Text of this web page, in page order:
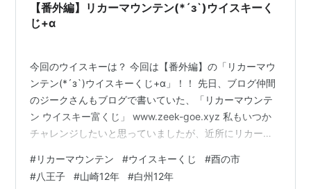
【番外編】リカーマウンテン(*´з`)ウイスキーく
じ+α
今回のウイスキーは？ 今回は【番外編】の「リカーマウ
ンテン(*´з`)ウイスキーくじ+α」！！ 先日、ブログ仲間
のジークさんもブログで書いていた、「リカーマウンテ
ン ウイスキー富くじ」 www.zeek-goe.xyz 私もいつか
チャレンジしたいと思っていましたが、近所にリカーマ
でした(´;ω;｀) が！！！ チャンスが訪れました！！！
#リカーマウンテン #ウイスキーくじ #酉の市
#八王子 #山崎12年 #白州12年